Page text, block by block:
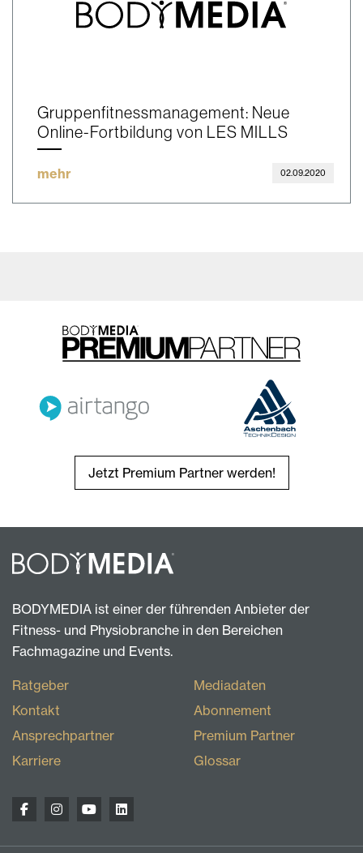
Gruppenfitnessmanagement: Neue
Online-Fortbildung von LES MILLS
mehr 02.09.2020
Jetzt Premium Partner werden!
BODYMEDIA ist einer der führenden Anbieter der
Fitness- und Physiobranche in den Bereichen
Fachmagazine und Events.
Ratgeber
Kontakt
Ansprechpartner
Karriere
Mediadaten
Abonnement
Premium Partner
Glossar